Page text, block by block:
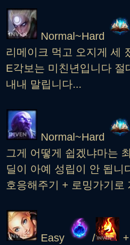
Normal~Hard
리메이크 먹고 오지게 세
E각보는 미친년입니다 절
내내 말립니다...
Normal~Hard
그게 어떻게 쉽겠냐마는
딜이 아예 성립이 안 됩니
호응해주기 + 로밍가기로
Easy /
+